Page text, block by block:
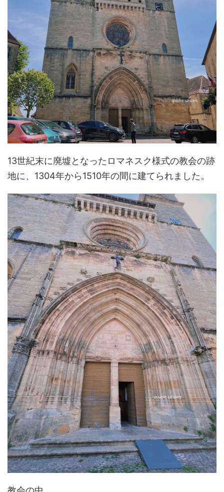
13世紀末に廃墟となったロマネスク様式の教会の跡
地に、1304年から1510年の間に建てられました。